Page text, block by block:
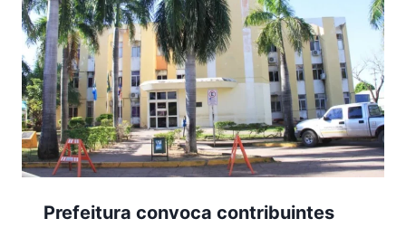
Prefeitura convoca contribuintes